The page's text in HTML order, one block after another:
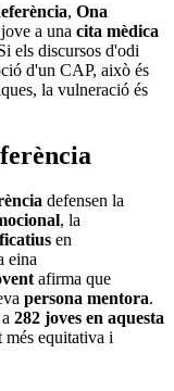
, Ona
a una cita mèdica
els discursos d'odi
d'un CAP, això és
la vulneració és
defensen la
, la
en
eina
afirma que
persona mentora.
282 joves en aquesta
més equitativa i